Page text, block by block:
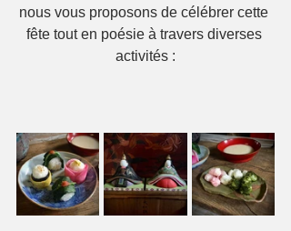
nous vous proposons de célébrer cette
fête tout en poésie à travers diverses
activités :